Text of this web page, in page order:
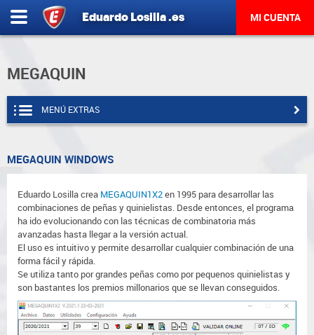
Eduardo Losilla.es MI CUENTA
MEGAQUIN
MENÚ EXTRAS
MEGAQUIN WINDOWS
Eduardo Losilla crea MEGAQUIN1X2 en 1995 para desarrollar las
combinaciones de peñas y quinielistas. Desde entonces, el programa
ha ido evolucionando con las técnicas de combinatoria más
avanzadas hasta llegar a la versión actual.
El uso es intuitivo y permite desarrollar cualquier combinación de una
forma fácil y rápida.
Se utiliza tanto por grandes peñas como por pequenos quinielistas y
son bastantes los premios millonarios que se llevan conseguidos.